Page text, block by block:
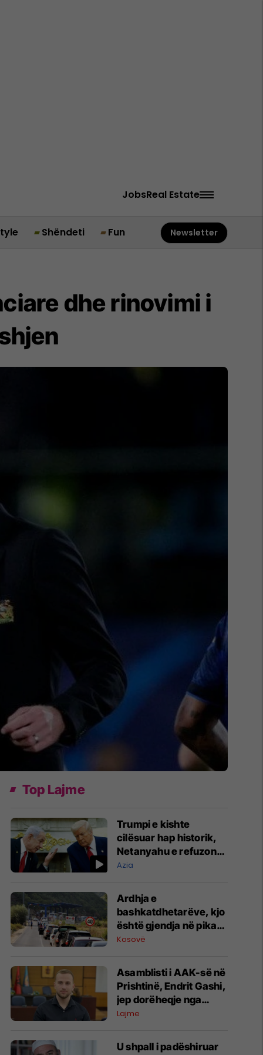
JobsReal Estate
Shëndeti Fun Newsletter
dhe rinovimi i
Top Lajme
Trumpi e kishte
cilësuar hap historik,
Netanyahu e refuzon
marrëveshjen për
Azia
Ardhja e
bashkatdhetarëve, kjo
është gjendja në pikat
kufitare
Kosovë
Asamblisti i AAK-së në
Prishtinë, Endrit Gashi,
jep dorëheqje nga
partia
Lajme
U shpall i padëshiruar